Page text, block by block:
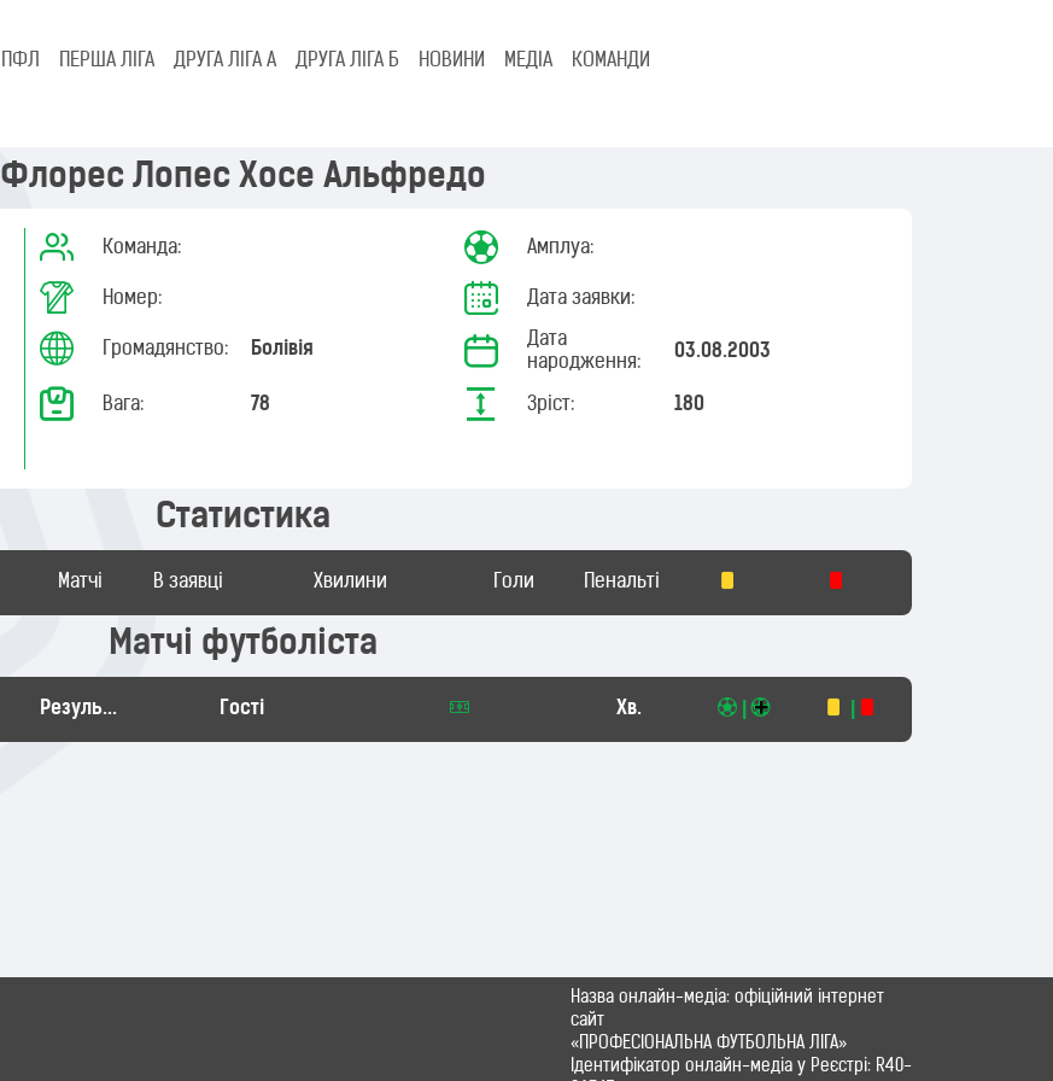
ПФЛ ПЕРША ЛІГА ДРУГА ЛІГА А ДРУГА ЛІГА Б НОВИНИ МЕДІА КОМАНДИ
Флорес Лопес Хосе Альфредо
Команда: Амплуа:
Номер: Дата заявки:
Громадянство: Болівія
Дата
народження:
03.08.2003
Вага: 78 Зріст: 180
Статистика
Матчі В заявці Хвилини Голи Пенальті
Матчі футболіста
Результат Гості Хв.
Назва онлайн-медіа: офіційний інтернет
сайт
«ПРОФЕСІОНАЛЬНА ФУТБОЛЬНА ЛІГА»
Ідентифікатор онлайн-медіа у Реєстрі: R40-